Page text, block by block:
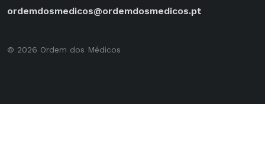
ordemdosmedicos@ordemdosmedicos.pt
© 2026 Ordem dos Médicos